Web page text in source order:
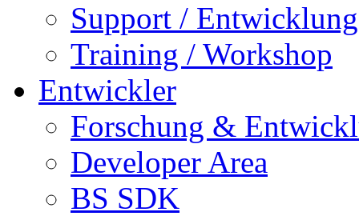
Support / Entwicklung
Training / Workshop
Entwickler
Forschung &
Developer Area
BS SDK